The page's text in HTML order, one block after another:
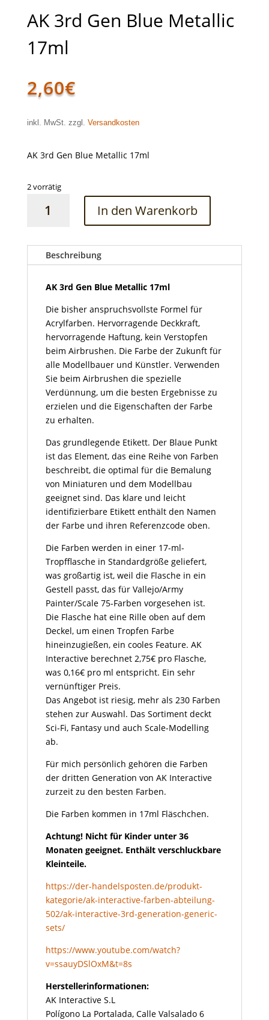
AK 3rd Gen Blue Metallic
17ml
2,60€
inkl. MwSt. zzgl. Versandkosten
AK 3rd Gen Blue Metallic 17ml
2 vorrätig
Metallic
Menge
In den Warenkorb
Beschreibung
AK 3rd Gen Blue Metallic 17ml
Die bisher anspruchsvollste Formel für
Acrylfarben. Hervorragende Deckkraft,
hervorragende Haftung, kein Verstopfen
beim Airbrushen. Die Farbe der Zukunft für
alle Modellbauer und Künstler. Verwenden
Sie beim Airbrushen die spezielle
Verdünnung, um die besten Ergebnisse zu
erzielen und die Eigenschaften der Farbe
zu erhalten.
Das grundlegende Etikett. Der Blaue Punkt
ist das Element, das eine Reihe von Farben
beschreibt, die optimal für die Bemalung
von Miniaturen und dem Modellbau
geeignet sind. Das klare und leicht
identifizierbare Etikett enthält den Namen
der Farbe und ihren Referenzcode oben.
Die Farben werden in einer 17-ml-
Tropfflasche in Standardgröße geliefert,
was großartig ist, weil die Flasche in ein
Gestell passt, das für Vallejo/Army
Painter/Scale 75-Farben vorgesehen ist.
Die Flasche hat eine Rille oben auf dem
Deckel, um einen Tropfen Farbe
hineinzugießen, ein cooles Feature. AK
Interactive berechnet 2,75€ pro Flasche,
was 0,16€ pro ml entspricht. Ein sehr
vernünftiger Preis.
Das Angebot ist riesig, mehr als 230 Farben
stehen zur Auswahl. Das Sortiment deckt
Sci-Fi, Fantasy und auch Scale-Modelling
ab.
Für mich persönlich gehören die Farben
der dritten Generation von AK Interactive
zurzeit zu den besten Farben.
Die Farben kommen in 17ml Fläschchen.
Achtung! Nicht für Kinder unter 36
Monaten geeignet. Enthält verschluckbare
Kleinteile.
https://der-handelsposten.de/produkt-
kategorie/ak-interactive-farben-abteilung-
502/ak-interactive-3rd-generation-generic-
sets/
https://www.youtube.com/watch?
v=ssauyDSlOxM&t=8s
Herstellerinformationen:
AK Interactive S.L
Polígono La Portalada, Calle Valsalado 6